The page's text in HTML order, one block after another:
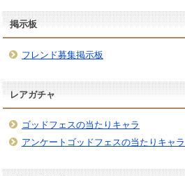
掲示板
フレンド募集掲示板
レアガチャ
ゴッドフェスの当たりキャラ
アンケートゴッドフェスの当たりキャラ